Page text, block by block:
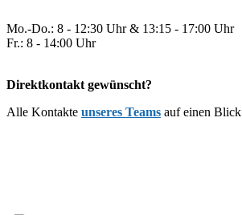
Mo.-Do.: 8 - 12:30 Uhr & 13:15 - 17:00 Uhr
Fr.: 8 - 14:00 Uhr
Direktkontakt gewünscht?
Alle Kontakte unseres Teams auf einen Blick